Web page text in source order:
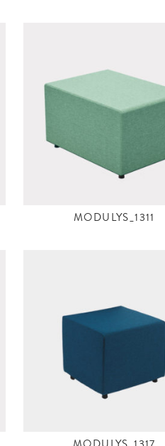
MODULYS_1311